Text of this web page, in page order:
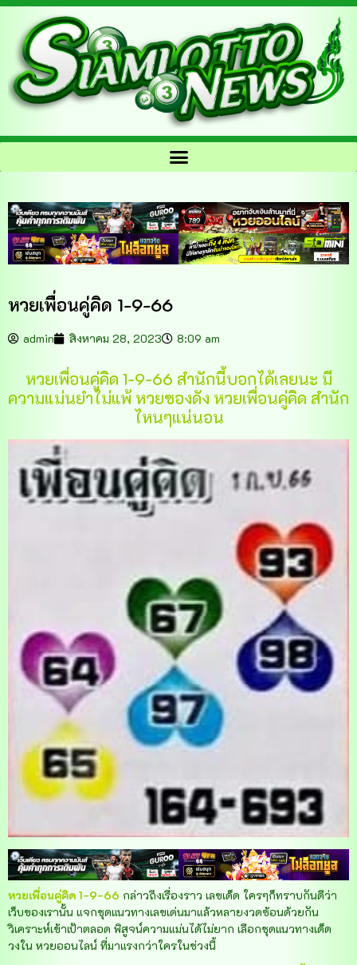
หวยเพื่อนคู่คิด 1-9-66
admin สิงหาคม 28, 2023 8:09 am
หวยเพื่อนคู่คิด 1-9-66 สำนักนี้บอกได้เลยนะ มี
ความแม่นยำไม่แพ้ หวยซองดัง หวยเพื่อนคู่คิด สำนัก
ไหนๆแน่นอน
หวยเพื่อนคู่คิด 1-9-66 กล่าวถึงเรื่องราว เลขเด็ด ใครๆก็ทราบกันดีว่า
เว็บของเรานั้น แจกชุดแนวทางเลขเด่นมาแล้วหลายงวดซ้อนด้วยกัน
วิเคราะห์เข้าเป้าตลอด พิสูจน์ความแม่นได้ไม่ยาก เลือกชุดแนวทางเด็ด
วงใน หวยออนไลน์ ที่มาแรงกว่าใครในช่วงนี้